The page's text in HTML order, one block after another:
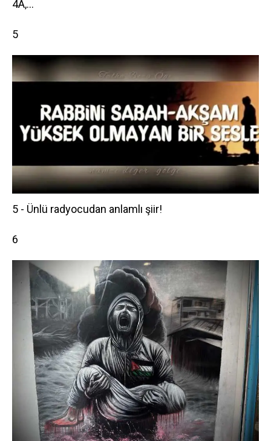
4A,...
5
5 - Ünlü radyocudan anlamlı şiir!
6